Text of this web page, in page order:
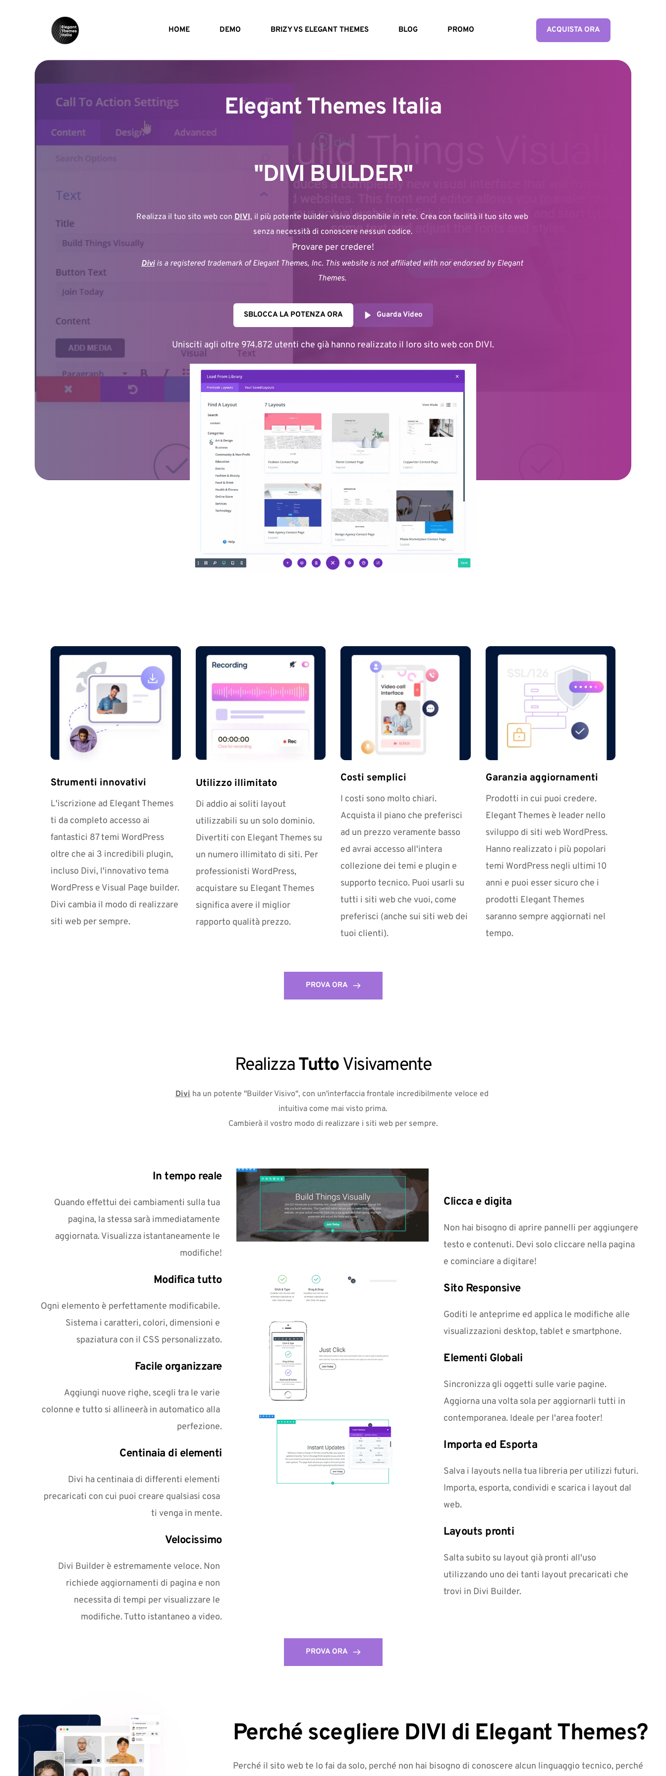
HOME DEMO BRIZY VS ELEGANT THEMES BLOG PROMO ACQUISTA ORA
Elegant Themes Italia
"DIVI BUILDER"
Realizza il tuo sito web con DIVI, il più potente builder visivo disponibile in rete. Crea con facilità il tuo sito web
senza necessità di conoscere nessun codice.
Provare per credere!
Divi is a registered trademark of Elegant Themes, Inc. This website is not affiliated with nor endorsed by Elegant
Themes.
SBLOCCA LA POTENZA ORA Guarda Video
Unisciti agli oltre 974.872 utenti che già hanno realizzato il loro sito web con DIVI.
Strumenti innovativi
L'iscrizione ad Elegant Themes
ti da completo accesso ai
fantastici 87 temi WordPress
oltre che ai 3 incredibili plugin,
incluso Divi, l'innovativo tema
WordPress e Visual Page builder.
Divi cambia il modo di realizzare
siti web per sempre.
Utilizzo illimitato
Di addio ai soliti layout
utilizzabili su un solo dominio.
Divertiti con Elegant Themes su
un numero illimitato di siti. Per
professionisti WordPress,
acquistare su Elegant Themes
significa avere il miglior
rapporto qualità prezzo.
Costi semplici
I costi sono molto chiari.
Acquista il piano che preferisci
ad un prezzo veramente basso
ed avrai accesso all'intera
collezione dei temi e plugin e
supporto tecnico. Puoi usarli su
tutti i siti web che vuoi, come
preferisci (anche sui siti web dei
tuoi clienti).
Garanzia aggiornamenti
Prodotti in cui puoi credere.
Elegant Themes è leader nello
sviluppo di siti web WordPress.
Hanno realizzato i più popolari
temi WordPress negli ultimi 10
anni e puoi esser sicuro che i
prodotti Elegant Themes
saranno sempre aggiornati nel
tempo.
PROVA ORA
Realizza Tutto Visivamente
Divi ha un potente "Builder Visivo", con un'interfaccia frontale incredibilmente veloce ed
intuitiva come mai visto prima.
Cambierà il vostro modo di realizzare i siti web per sempre.
In tempo reale
Quando effettui dei cambiamenti sulla tua
pagina, la stessa sarà immediatamente
aggiornata. Visualizza istantaneamente le
modifiche!
Modifica tutto
Ogni elemento è perfettamente modificabile.
Sistema i caratteri, colori, dimensioni e
spaziatura con il CSS personalizzato.
Facile organizzare
Aggiungi nuove righe, scegli tra le varie
colonne e tutto si allineerà in automatico alla
perfezione.
Centinaia di elementi
Divi ha centinaia di differenti elementi
precaricati con cui puoi creare qualsiasi cosa
ti venga in mente.
Velocissimo
Divi Builder è estremamente veloce. Non
richiede aggiornamenti di pagina e non
necessita di tempi per visualizzare le
modifiche. Tutto istantaneo a video.
Clicca e digita
Non hai bisogno di aprire pannelli per aggiungere
testo e contenuti. Devi solo cliccare nella pagina
e cominciare a digitare!
Sito Responsive
Goditi le anteprime ed applica le modifiche alle
visualizzazioni desktop, tablet e smartphone.
Elementi Globali
Sincronizza gli oggetti sulle varie pagine.
Aggiorna una volta sola per aggiornarli tutti in
contemporanea. Ideale per l'area footer!
Importa ed Esporta
Salva i layouts nella tua libreria per utilizzi futuri.
Importa, esporta, condividi e scarica i layout dal
web.
Layouts pronti
Salta subito su layout già pronti all'uso
utilizzando uno dei tanti layout precaricati che
trovi in Divi Builder.
PROVA ORA
Perché scegliere DIVI di Elegant Themes?
Perché il sito web te lo fai da solo, perché non hai bisogno di conoscere alcun linguaggio tecnico, perché